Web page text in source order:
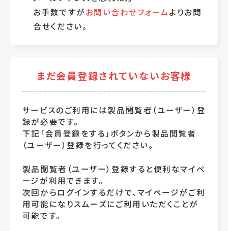
お手数ですがお問い合わせフォームよりお問
合せください。
まだ会員登録されていないお客様
サービスのご利用には製品閲覧者（ユーザー）登
録が必要です。
下記「会員登録をする」ボタンから製品閲覧者
（ユーザー）登録を行ってください。
製品閲覧者（ユーザー）登録すると便利なマイペ
ージが利用できます。
次回からログインするだけで、マイページがご利
用可能になりスムーズにご利用いただくことが
可能です。